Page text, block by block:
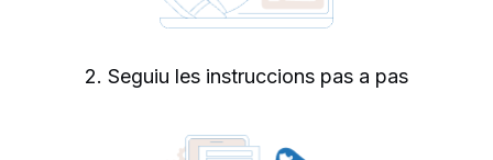
2. Seguiu les instruccions pas a pas